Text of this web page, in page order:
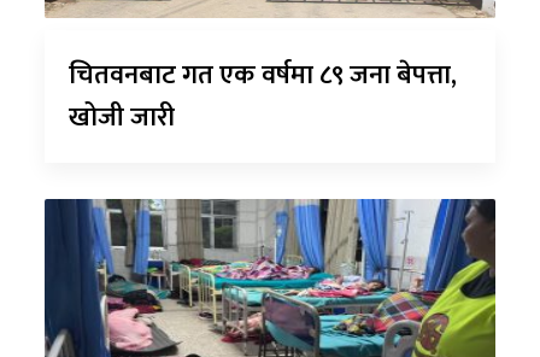
चितवनबाट गत एक वर्षमा ८९ जना बेपत्ता,
खोजी जारी